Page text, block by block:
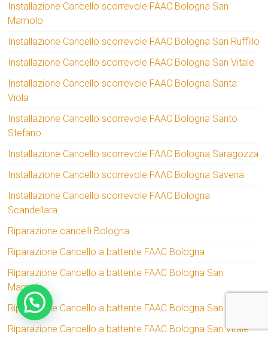
Installazione Cancello scorrevole FAAC Bologna San
Mamolo
Installazione Cancello scorrevole FAAC Bologna San Ruffillo
Installazione Cancello scorrevole FAAC Bologna San Vitale
Installazione Cancello scorrevole FAAC Bologna Santa
Viola
Installazione Cancello scorrevole FAAC Bologna Santo
Stefano
Installazione Cancello scorrevole FAAC Bologna Saragozza
Installazione Cancello scorrevole FAAC Bologna Savena
Installazione Cancello scorrevole FAAC Bologna
Scandellara
Riparazione cancelli Bologna
Riparazione Cancello a battente FAAC Bologna
Riparazione Cancello a battente FAAC Bologna San
Mamolo
Riparazione Cancello a battente FAAC Bologna San Ruffillo
Riparazione Cancello a battente FAAC Bologna San Vitale